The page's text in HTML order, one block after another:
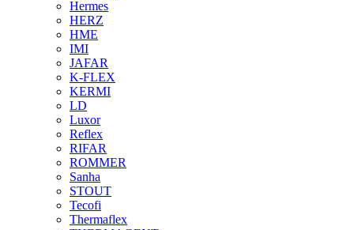
Hermes
HERZ
HME
IMI
JAFAR
K-FLEX
KERMI
LD
Luxor
Reflex
RIFAR
ROMMER
Sanha
STOUT
Tecofi
Thermaflex